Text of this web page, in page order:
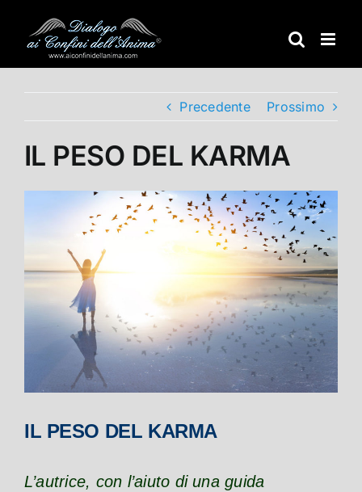
contenuto
Precedente Prossimo
IL PESO DEL KARMA
IL PESO DEL KARMA
L’autrice, con l’aiuto di una guida